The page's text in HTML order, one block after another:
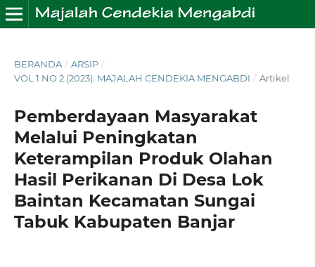
BERANDA / ARSIP /
VOL 1 NO 2 (2023): MAJALAH CENDEKIA MENGABDI / Artikel
Pemberdayaan Masyarakat
Melalui Peningkatan
Keterampilan Produk Olahan
Hasil Perikanan Di Desa Lok
Baintan Kecamatan Sungai
Tabuk Kabupaten Banjar